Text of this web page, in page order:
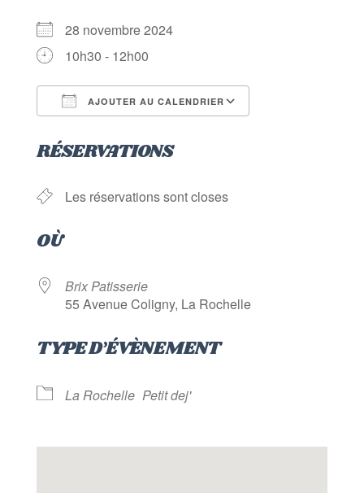
28 novembre 2024
10h30 - 12h00
AJOUTER AU CALENDRIER
RÉSERVATIONS
Les réservations sont closes
OÙ
Brix Patisserie
55 Avenue Coligny, La Rochelle
TYPE D’ÉVÈNEMENT
La Rochelle Petit dej'